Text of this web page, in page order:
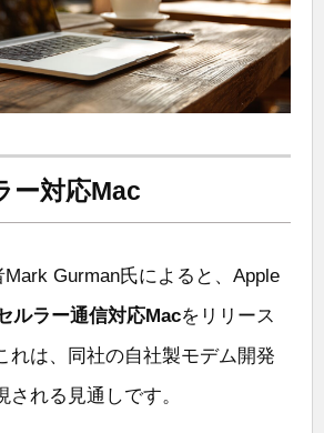
ー対応Mac
Mark Gurman氏によると、Apple
ルラー通信対応Macをリリース
れは、同社の自社製モデム開発
れる見通しです。